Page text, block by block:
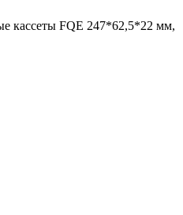
кассеты FQE 247*62,5*22 мм,